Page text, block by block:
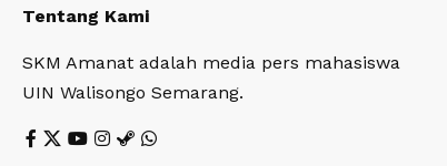
Tentang Kami
SKM Amanat adalah media pers mahasiswa
UIN Walisongo Semarang.